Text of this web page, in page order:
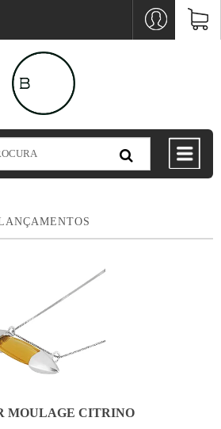
MOULAGE CITRINO